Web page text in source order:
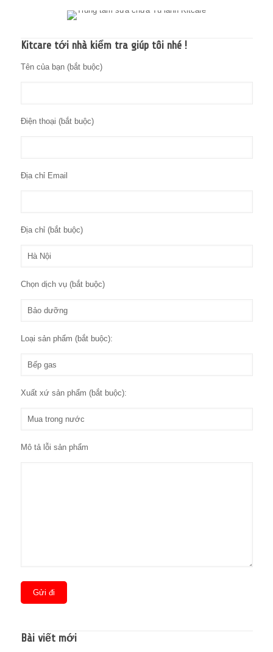
Kitcare tới nhà kiểm tra giúp tôi nhé !
Tên của bạn (bắt buộc)
Điện thoại (bắt buộc)
Địa chỉ Email
Địa chỉ (bắt buộc)
Chọn dịch vụ (bắt buộc)
Loại sản phẩm (bắt buộc):
Xuất xứ sản phẩm (bắt buộc):
Mô tả lỗi sản phẩm
Bài viết mới